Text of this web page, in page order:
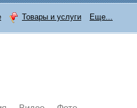
Товары и услуги Еще...